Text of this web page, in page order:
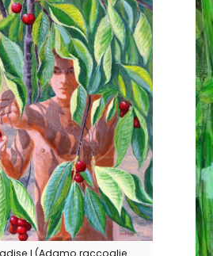
I (Adamo raccoglie